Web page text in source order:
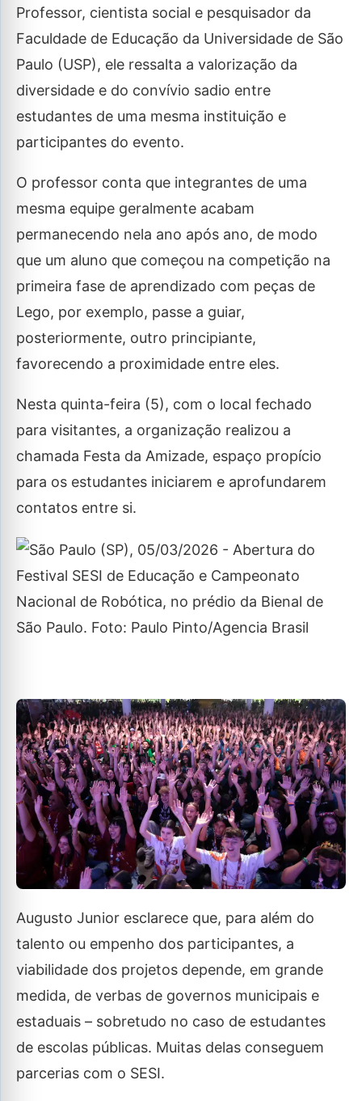
Professor, cientista social e pesquisador da
Faculdade de Educação da Universidade de São
Paulo (USP), ele ressalta a valorização da
diversidade e do convívio sadio entre
estudantes de uma mesma instituição e
participantes do evento.
O professor conta que integrantes de uma
mesma equipe geralmente acabam
permanecendo nela ano após ano, de modo
que um aluno que começou na competição na
primeira fase de aprendizado com peças de
Lego, por exemplo, passe a guiar,
posteriormente, outro principiante,
favorecendo a proximidade entre eles.
Nesta quinta-feira (5), com o local fechado
para visitantes, a organização realizou a
chamada Festa da Amizade, espaço propício
para os estudantes iniciarem e aprofundarem
contatos entre si.
Augusto Junior esclarece que, para além do
talento ou empenho dos participantes, a
viabilidade dos projetos depende, em grande
medida, de verbas de governos municipais e
estaduais – sobretudo no caso de estudantes
de escolas públicas. Muitas delas conseguem
parcerias com o SESI.